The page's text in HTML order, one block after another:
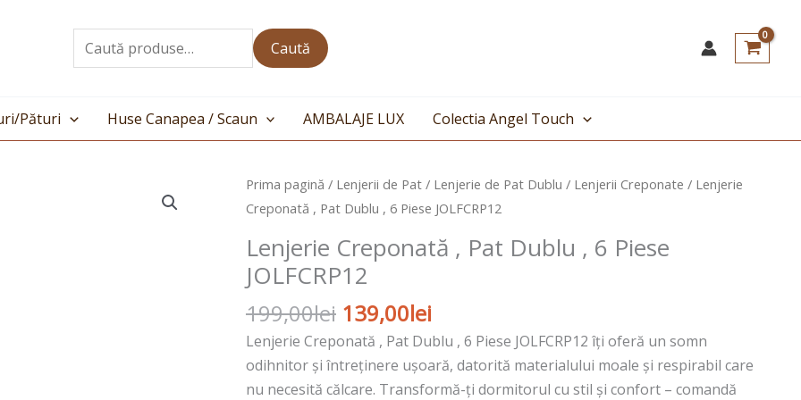
după:
Caută
Pături Huse Canapea / Scaun AMBALAJE LUX Colectia Angel Touch
Prima pagină / Lenjerii de Pat/ Lenjerie de Pat Dublu / Lenjerii Creponate / Lenjerie
Creponată , Pat Dublu , 6 Piese JOLFCRP12
Lenjerie Creponată , Pat Dublu , 6 Piese
JOLFCRP12
199,00lei
Prețul
inițial
fost:
199,00lei.
139,00lei
Prețul
curent
este:
139,00lei.
Lenjerie Creponată , Pat Dublu , 6 Piese JOLFCRP12 îți oferă un somn
odihnitor și întreținere ușoară, datorită materialului moale și respirabil care
nu necesită călcare. Transformă-ți dormitorul cu stil și confort – comandă
Cantitate
Lenjerie
Pat
Dublu
6
Piese